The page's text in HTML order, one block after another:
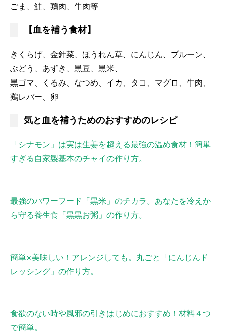
ごま、鮭、鶏肉、牛肉等
【血を補う食材】
きくらげ、金針菜、ほうれん草、にんじん、プルーン、
ぶどう、あずき、黒豆、黒米、
黒ゴマ、くるみ、なつめ、イカ、タコ、マグロ、牛肉、
鶏レバー、卵
気と血を補うためのおすすめのレシピ
「シナモン」は実は生姜を超える最強の温め食材！簡単
すぎる自家製基本のチャイの作り方。
最強のパワーフード「黒米」のチカラ。あなたを冷えか
ら守る養生食「黒黒お粥」の作り方。
簡単×美味しい！アレンジしても。丸ごと「にんじんド
レッシング」の作り方。
食欲のない時や風邪の引きはじめにおすすめ！材料４つ
で簡単。